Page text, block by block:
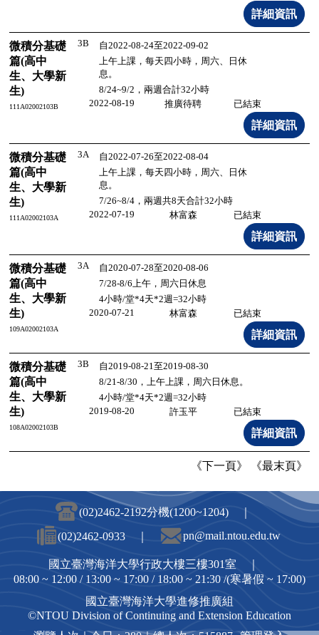
微積分基礎
篇(高中
生、大學新
生)
111A02002103B
3B
自2022-08-24至2022-09-02
上午上課，每天四小時，周六、日休
息。
8/24~9/2，兩週合計32小時
2022-08-19
推廣待聘 已結束
微積分基礎
篇(高中
生、大學新
生)
111A02002103A
3A
自2022-07-26至2022-08-04
上午上課，每天四小時，周六、日休
息。
7/26~8/4，兩週共8天合計32小時
2022-07-19
林富森 已結束
微積分基礎
篇(高中
生、大學新
生)
109A02002103A
3A
自2020-07-28至2020-08-06
7/28-8/6上午，周六日休息
4小時/堂*4天*2週=32小時
2020-07-21
林富森 已結束
微積分基礎
篇(高中
生、大學新
生)
108A02002103B
3B
自2019-08-21至2019-08-30
8/21-8/30，上午上課，周六日休息。
4小時/堂*4天*2週=32小時
2019-08-20
許玉平 已結束
《下一頁》 《最末頁》
(02)2462-2192分機(1200~1204) ｜
(02)2462-0933 ｜
pn@mail.ntou.edu.tw
國立臺灣海洋大學行政大樓三樓301室 ｜
08:00 ~ 12:00 / 13:00 ~ 17:00 / 18:00 ~ 21:30 /(寒暑假 ~ 17:00)
國立臺灣海洋大學進修推廣組
©NTOU Division of Continuing and Extension Education